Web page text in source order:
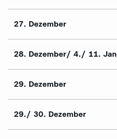
27. Dezember
28. Dezember/ 4./ 11.
29. Dezember
29./ 30. Dezember